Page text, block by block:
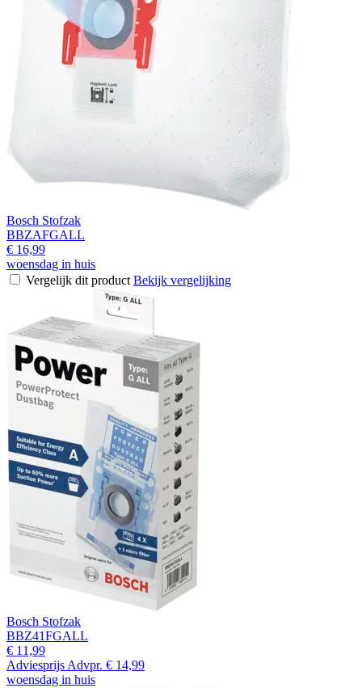
Bosch Stofzak
BBZAFGALL
€ 16,99
woensdag in huis
Vergelijk dit product Bekijk vergelijking
Bosch Stofzak
BBZ41FGALL
€ 11,99
Adviesprijs Advpr. € 14,99
woensdag in huis